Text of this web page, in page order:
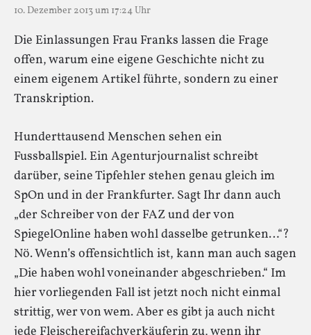
10. Dezember 2013 um 17:24 Uhr
Die Einlassungen Frau Franks lassen die Frage
offen, warum eine eigene Geschichte nicht zu
einem eigenem Artikel führte, sondern zu einer
Transkription.
Hunderttausend Menschen sehen ein
Fussballspiel. Ein Agenturjournalist schreibt
darüber, seine Tipfehler stehen genau gleich im
SpOn und in der Frankfurter. Sagt Ihr dann auch
„der Schreiber von der FAZ und der von
SpiegelOnline haben wohl dasselbe getrunken…“?
Nö. Wenn’s offensichtlich ist, kann man auch sagen
„Die haben wohl voneinander abgeschrieben.“ Im
hier vorliegenden Fall ist jetzt noch nicht einmal
strittig, wer von wem. Aber es gibt ja auch nicht